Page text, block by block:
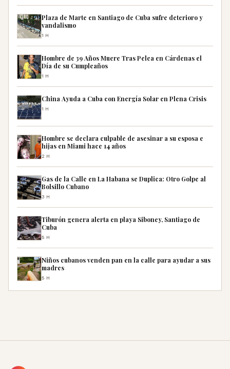
Plaza de Marte en Santiago de Cuba sufre deterioro y
vandalismo
1H
Hombre de 39 Años Muere Tras Pelea en Cárdenas el
Día de su Cumpleaños
1H
China Ayuda a Cuba con Energía Solar en Plena Crisis
1H
Hombre se declara culpable de asesinar a su esposa e
hijas en Miami hace 14 años
2H
Gas de la Calle en La Habana se Duplica: Otro Golpe al
Bolsillo Cubano
3H
Tiburón genera alerta en playa Siboney, Santiago de
Cuba
5H
Niños cubanos venden pan en la calle para ayudar a sus
madres
5H